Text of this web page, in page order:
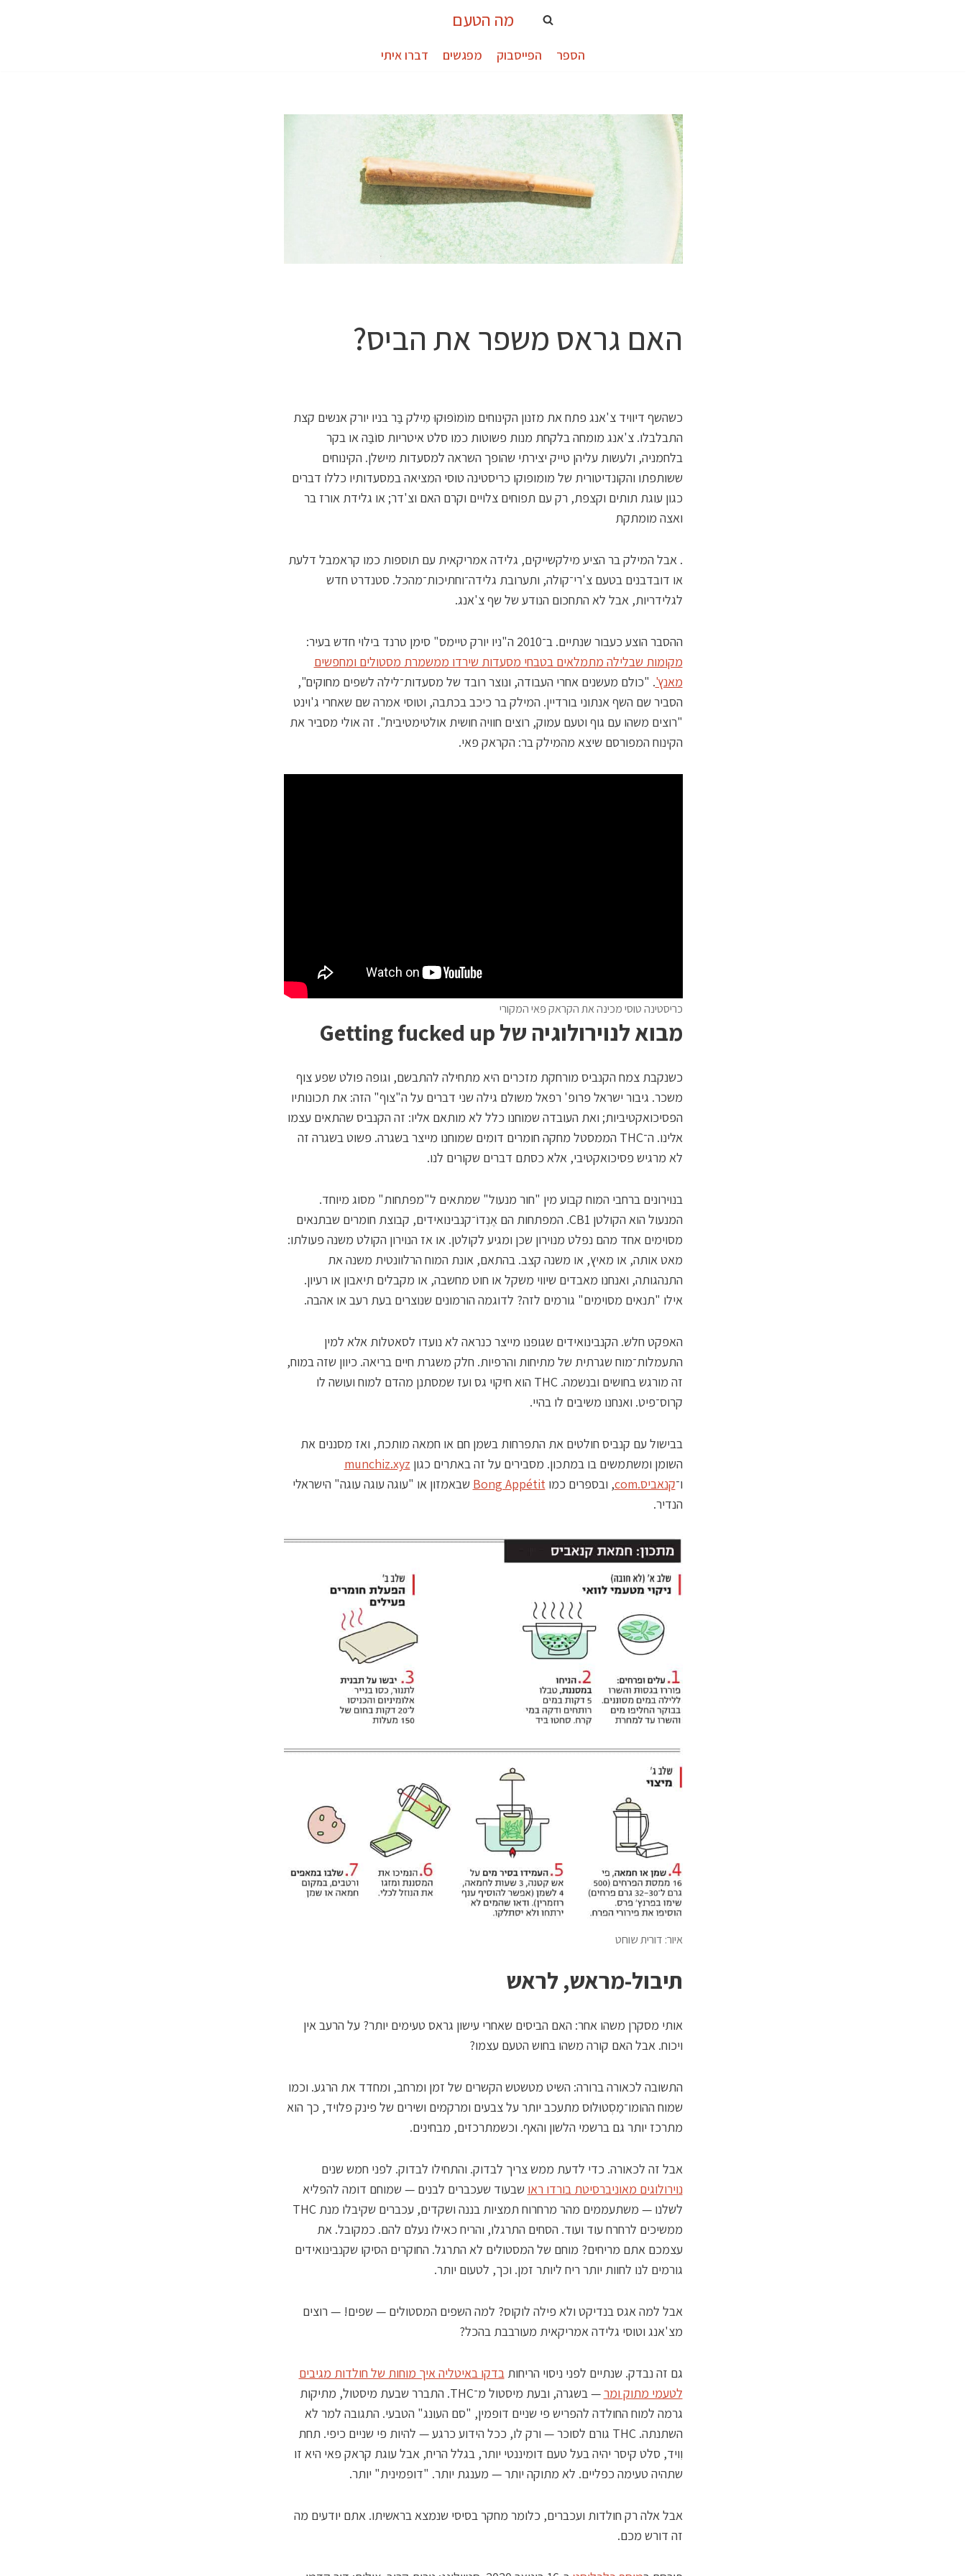
מה הטעם
הספר הפייסבוק מפגשים דברו איתי
האם גראס משפר את הביס?
כשהשף דיוויד צ'אנג פתח את מזנון הקינוחים מוֹמוֹפוּקוּ מִילק בַּר בניו יורק אנשים קצת
התבלבלו. צ'אנג מומחה בלקחת מנות פשוטות כמו סלט איטריות סוֹבַּה או בקר
בלחמניה, ולעשות עליהן טייק יצירתי שהופך השראה למסעדות מישלן. הקינוחים
ששותפתו והקונדיטורית של מומופוקו כריסטינה טוסי המציאה במסעדותיו כללו דברים
כגון עוגת תותים וקצפת, רק עם תפוחים צלויים וקרם האם וצ'דר; או גלידת אורז בר
ואצה מומתקת
. אבל המילק בר הציע מילקשייקים, גלידה אמריקאית עם תוספות כמו קראמבל דלעת
או דובדבנים בטעם צ'רי־קולה, ותערובת גלידה־וחתיכות־מהכל. סטנדרט חדש
לגלידריות, אבל לא התחכום הנודע של שף צ'אנג.
ההסבר הוצע כעבור שנתיים. ב־2010 ה"ניו יורק טיימס" סימן טרנד בילוי חדש בעיר:
מקומות שבלילה מתמלאים בטבחי מסעדות שירדו ממשמרת מסטולים ומחפשים
מאנץ'. "כולם מעשנים אחרי העבודה, ונוצר רובד של מסעדות־לילה לשפים מחוקים",
הסביר שם השף אנתוני בורדיין. המילק בר כיכב בכתבה, וטוסי אמרה שם שאחרי ג'וינט
"רוצים משהו עם גוף וטעם עמוק, רוצים חוויה חושית אולטימטיבית". זה אולי מסביר את
הקינוח המפורסם שיצא מהמילק בר: הקראק פאי.
כריסטינה טוסי מכינה את הקראק פאי המקורי
מבוא לנוירולוגיה של Getting fucked up
כשנקבת צמח הקנביס מורחקת מזכרים היא מתחילה להתבשם, וגופה פולט שפע צוף
משכר. גיבור ישראל פרופ' רפאל משולם גילה שני דברים על ה"צוף" הזה: את תכונותיו
הפסיכואקטיביות; ואת העובדה שמוחנו כלל לא מותאם אליו: זה הקנביס שהתאים עצמו
אלינו. ה־THC הממסטל מחקה חומרים דומים שמוחנו מייצר בשגרה. פשוט בשגרה זה
לא מרגיש פסיכואקטיבי, אלא כסתם דברים שקורים לנו.
בנוירונים ברחבי המוח קבוע מין "חור מנעול" שמתאים ל"מפתחות" מסוג מיוחד.
המנעול הוא הקולטן CB1. המפתחות הם אֶנְדוֹ־קנבינואידים, קבוצת חומרים שבתנאים
מסוימים אחד מהם נפלט מנוירון שכן ומגיע לקולטן. או אז הנוירון הקולט משנה פעולתו:
מאט אותה, או מאיץ, או משנה קצב. בהתאם, אונת המוח הרלוונטית משנה את
התנהגותה, ואנחנו מאבדים שיווי משקל או חוט מחשבה, או מקבלים תיאבון או רעיון.
אילו "תנאים מסוימים" גורמים לזה? לדוגמה הורמונים שנוצרים בעת רעב או אהבה.
האפקט חלש. הקנבינואידים שגופנו מייצר כנראה לא נועדו לסאטלות אלא למין
התעמלות־מוח שגרתית של מתיחות והרפיות. חלק משגרת חיים בריאה. כיוון שזה במוח,
זה מורגש בחושים ובנשמה. THC הוא חיקוי גס ועז שמסתנן מהדם למוח ועושה לו
קרוס־פיט. ואנחנו משיבים לו בהיי.
בבישול עם קנביס חולטים את התפרחות בשמן חם או חמאה מותכת, ואז מסננים את
השומן ומשתמשים בו במתכון. מסבירים על זה באתרים כגון munchiz.xyz
ו־קנאביס.com , ובספרים כמוBong Appétit שבאמזון או "עוגה עוגה עוגה" הישראלי
הנדיר.
איור: דורית שוחט
תיבול-מראש, לראש
אותי מסקרן משהו אחר: האם הביסים שאחרי עישון גראס טעימים יותר? על הרעב אין
ויכוח. אבל האם קורה משהו בחוש הטעם עצמו?
התשובה לכאורה ברורה: השיט מטשטש הקשרים של זמן ומרחב, ומחדד את הרגע. וכמו
שמוח ההומו־מַסְטוּלוּס מתעכב יותר על צבעים ומרקמים ושירים של פינק פלויד, כך הוא
מתרכז יותר גם ברשמי הלשון והאף. וכשמתרכזים, מבחינים.
אבל זה לכאורה. כדי לדעת ממש צריך לבדוק. והתחילו לבדוק. לפני חמש שנים
נוירולוגים מאוניברסיטת בורדו ראו שבעוד שעכברים לבנים — שמוחם דומה להפליא
לשלנו — משתעממים מהר מרחרוח תמציות בננה ושקדים, עכברים שקיבלו מנת THC
ממשיכים לרחרח עוד ועוד. הסחים התרגלו, והריח כאילו נעלם להם. כמקובל. את
עצמכם אתם מריחים? מוחם של המסטולים לא התרגל. החוקרים הסיקו שקנבינואידים
גורמים לנו לחוות יותר ריח ליותר זמן. וכך, לטעום יותר.
אבל למה אגס בנדיקט ולא פילה לוקוס? למה השפים המסטולים — שפים! — רוצים
מצ'אנג וטוסי גלידה אמריקאית מעורבבת בהכל?
גם זה נבדק. שנתיים לפני ניסוי הריחותבדקו באיטליה איך מוחות של חולדות מגיבים
לטעמי מתוק ומר
— בשגרה, ובעת מיסטול מ־THC. התברר שבעת מיסטול, מתיקות
גרמה למוח החולדה להפריש פי שניים דופמין, "סם העונג" הטבעי. התגובה למר לא
השתנתה. THC גורם לסוכר — ורק לו, ככל הידוע כרגע — להיות פי שניים כיפי. תחת
וִויד, סלט קיסר יהיה בעל טעם דומיננטי יותר, בגלל הריח, אבל עוגת קראק פאי היא זו
שתהיה טעימה כפליים. לא מתוקה יותר — מענגת יותר. "דופמינית" יותר.
אבל אלה רק חולדות ועכברים, כלומר מחקר בסיסי שנמצא בראשיתו. אתם יודעים מה
זה דורש מכם.